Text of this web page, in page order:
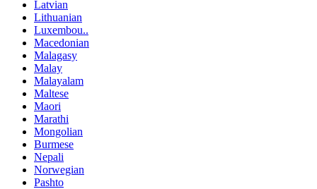
Latvian
Lithuanian
Luxembou..
Macedonian
Malagasy
Malay
Malayalam
Maltese
Maori
Marathi
Mongolian
Burmese
Nepali
Norwegian
Pashto